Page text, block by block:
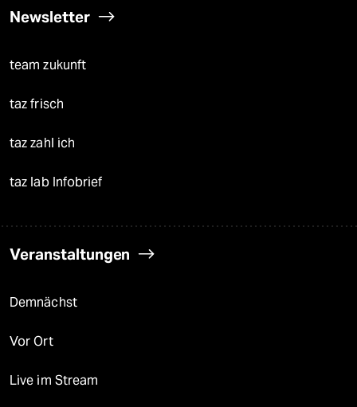
Newsletter
team zukunft
taz frisch
taz zahl ich
taz lab Infobrief
Veranstaltungen
Demnächst
Vor Ort
Live im Stream